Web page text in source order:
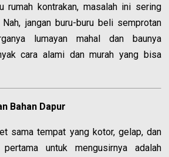
rumah kontrakan, masalah ini sering
jangan buru-buru beli semprotan
lumayan mahal dan baunya
cara alami dan murah yang bisa
Bahan Dapur
sama tempat yang kotor, gelap, dan
untuk mengusirnya adalah